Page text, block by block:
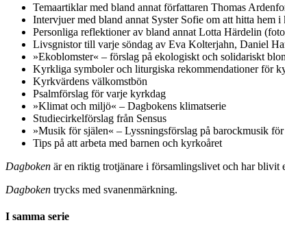
Temaartiklar med bland annat författaren Thomas
Intervjuer med bland annat Syster Sofie om att hitta
Personliga reflektioner av bland annat Lotta Härdelin
Livsgnistor till varje söndag av Eva Kolterjahn, Daniel
»Ekoblomster« – förslag på ekologiskt och solidariskt
Kyrkliga symboler och liturgiska rekommendationer för
Kyrkvärdens välkomstbön
Psalmförslag för varje kyrkdag
»Klimat och miljö« – Dagbokens klimatserie
Studiecirkelförslag från Sensus
»Musik för själen« – Lyssningsförslag på barockmusik
Tips på att arbeta med barnen och kyrkoåret
Dagboken är en riktig trotjänare i församlingslivet och har
Dagboken trycks med svanenmärkning.
I samma serie